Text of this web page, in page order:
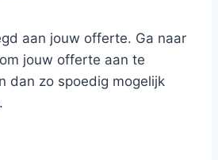
aan jouw offerte. Ga naar
jouw offerte aan te
dan zo spoedig mogelijk